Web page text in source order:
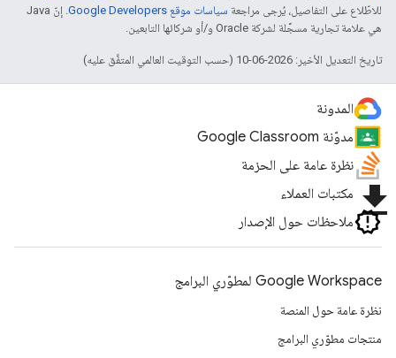
للاطّلاع على التفاصيل، يُرجى مراجعة سياسات موقع Google Developers‏
. إنّ Java
هي علامة تجارية مسجَّلة لشركة Oracle و/أو شركائها التابعين.
تاريخ التعديل الأخير: 2026-06-10 (حسب التوقيت العالمي المتفَّق عليه)
المدونة
مدوّنة Google Classroom
نظرة عامة على الحزمة
file_download مكتبات العملاء
ملاحظات حول الإصدار
Google Workspace لمطوّري البرامج
نظرة عامة حول المنصة
منتجات مطوّري البرامج